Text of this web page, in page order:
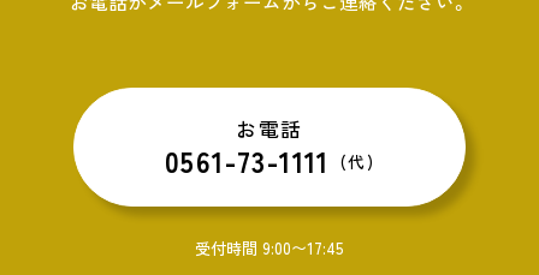
お電話
0561-73-1111 (代)
受付時間 9:00〜17:45